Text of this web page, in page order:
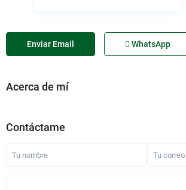
Enviar Email WhatsApp
Acerca de mí
Contáctame